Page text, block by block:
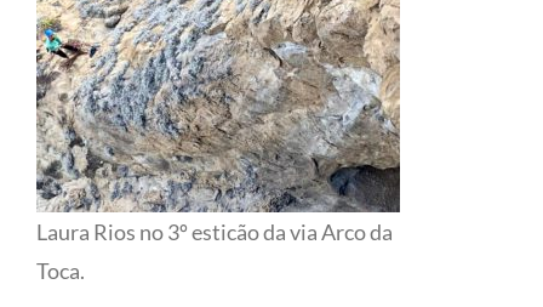
Laura Rios no 3º esticão da via Arco da
Toca.